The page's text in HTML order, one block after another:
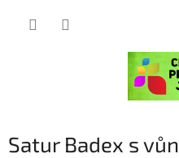
Satur Badex s